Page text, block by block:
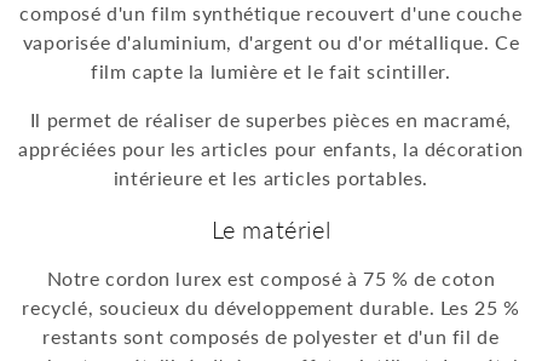
composé d'un film synthétique recouvert d'une couche
vaporisée d'aluminium, d'argent ou d'or métallique. Ce
film capte la lumière et le fait scintiller.
Il permet de réaliser de superbes pièces en macramé,
appréciées pour les articles pour enfants, la décoration
intérieure et les articles portables.
Le matériel
Notre cordon lurex est composé à 75 % de coton
recyclé, soucieux du développement durable. Les 25 %
restants sont composés de polyester et d'un fil de